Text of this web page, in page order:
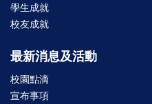
學生成就
校友成就
最新消息及活動
校園點滴
宣布事項